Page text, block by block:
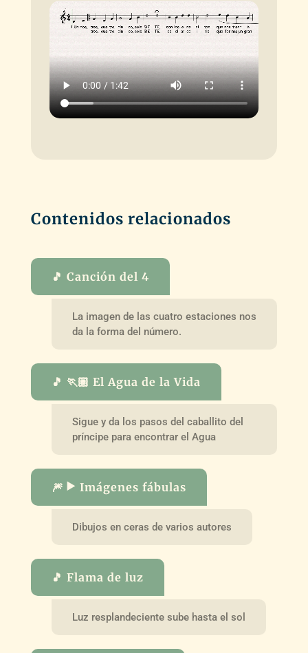
Contenidos relacionados
🎵 Canción del 4
La imagen de las cuatro estaciones nos
da la forma del número.
🎵 🏃🏽 El Agua de la Vida
Sigue y da los pasos del caballito del
príncipe para encontrar el Agua
🎆 ▶️ Imágenes fábulas
Dibujos en ceras de varios autores
🎵 Flama de luz
Luz resplandeciente sube hasta el sol